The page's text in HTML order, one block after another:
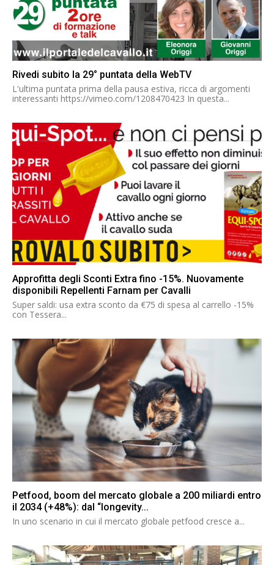
Rivedi subito la 29° puntata della WebTV
L'ultima puntata prima della pausa estiva, ricca di argomenti
interessanti https://vimeo.com/1208470423 In questa...
Approfitta degli Sconti Extra fino -15%. Nuovamente
disponibili Repellenti Farnam per Cavalli
Super saldi: usa extra sconto da €75 di spesa al carrello -15%
con Tessera...
Petfood, boom del mercato globale a 200 miliardi entro
il 2034 (+48%): dal “longevity...
In uno scenario in cui il mercato globale petfood cresce a...